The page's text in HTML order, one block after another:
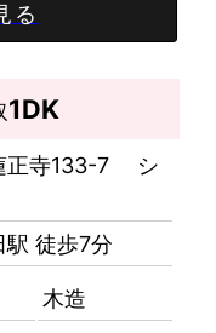
る
1DK
正寺133-7 シ
駅 徒歩7分
木造